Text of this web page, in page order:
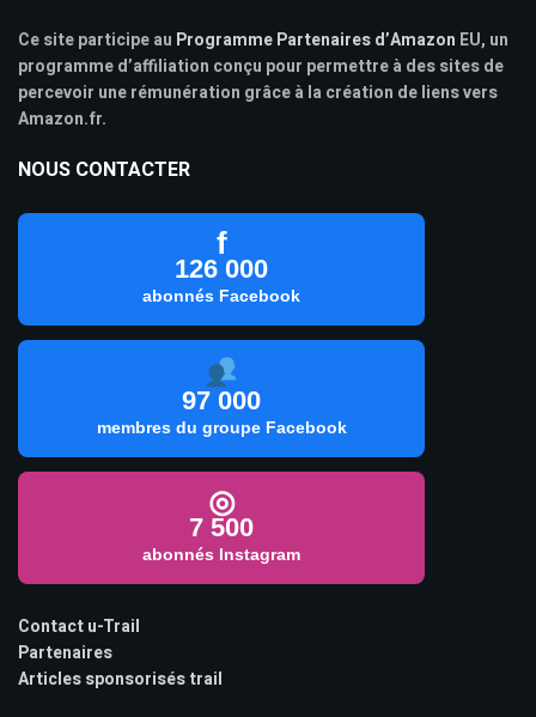
Ce site participe au Programme Partenaires d’Amazon EU, un
programme d’affiliation conçu pour permettre à des sites de
percevoir une rémunération grâce à la création de liens vers
Amazon.fr.
NOUS CONTACTER
f
126 000
abonnés Facebook
97 000
membres du groupe Facebook
◎
7 500
abonnés Instagram
Contact u-Trail
Partenaires
Articles sponsorisés trail